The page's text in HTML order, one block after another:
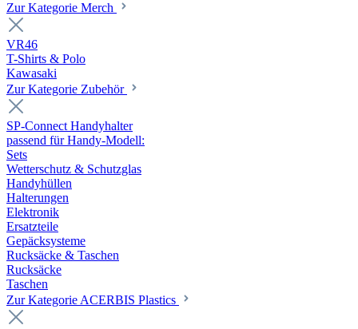
Zur Kategorie Merch
VR46
T-Shirts & Polo
Kawasaki
Zur Kategorie Zubehör
SP-Connect Handyhalter
passend für Handy-Modell:
Sets
Wetterschutz & Schutzglas
Handyhüllen
Halterungen
Elektronik
Ersatzteile
Gepäcksysteme
Rucksäcke & Taschen
Rucksäcke
Taschen
Zur Kategorie ACERBIS Plastics